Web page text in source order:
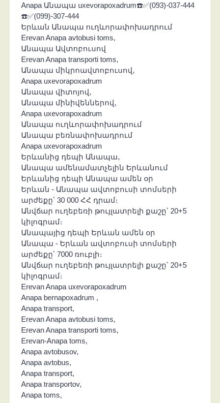
Anapa Անապա uxevorapoxadrum☎️✅(093)-037-444
☎️✅(099)-307-444
Երևան Անապա ուղևորափոխադրում
Erevan Anapa avtobusi toms,
Անապա Ավտոբուսով
Erevan Anapa transporti toms,
Անապա միկրոավտոբուսով,
Anapa uxevorapoxadrum
Անապա վիտոյով,
Անապա մինիվեններով,
Anapa uxevorapoxadrum
Անապա ուղևորափոխադրում
Անապա բեռնափոխադրում
Anapa uxevorapoxadrum
Երևանից դեպի Անապա,
Անապա ամենամատչելին Երևանում
Երևանից դեպի Անապա ամեն օր
Երևան - Անապա ավտոբուսի տոմսերի
արժեքը՝ 30 000 ՀՀ դրամ։
Անվճար ուղեբեռի թույլատրելի քաշը՝ 20+5
կիլոգրամ։
Անապայից դեպի Երևան ամեն օր
Անապա - Երևան ավտոբուսի տոմսերի
արժեքը՝ 7000 ռուբլի։
Անվճար ուղեբեռի թույլատրելի քաշը՝ 20+5
կիլոգրամ։
Erevan Anapa uxevorapoxadrum
Anapa bernapoxadrum ,
Anapa transport,
Erevan Anapa avtobusi toms,
Erevan Anapa transporti toms,
Erevan-Anapa toms,
Anapa avtobusov,
Anapa avtobus,
Anapa transport,
Anapa transportov,
Anapa toms,